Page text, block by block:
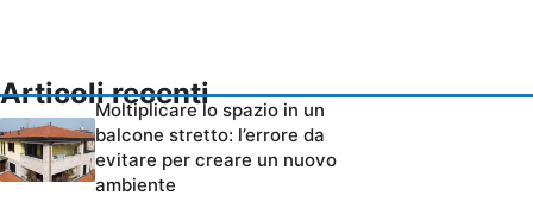
Articoli recenti
Moltiplicare lo spazio in un
balcone stretto: l’errore da
evitare per creare un nuovo
ambiente